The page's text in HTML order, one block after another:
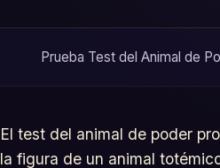
Prueba Test del Animal de
El test del animal de poder
la figura de un animal